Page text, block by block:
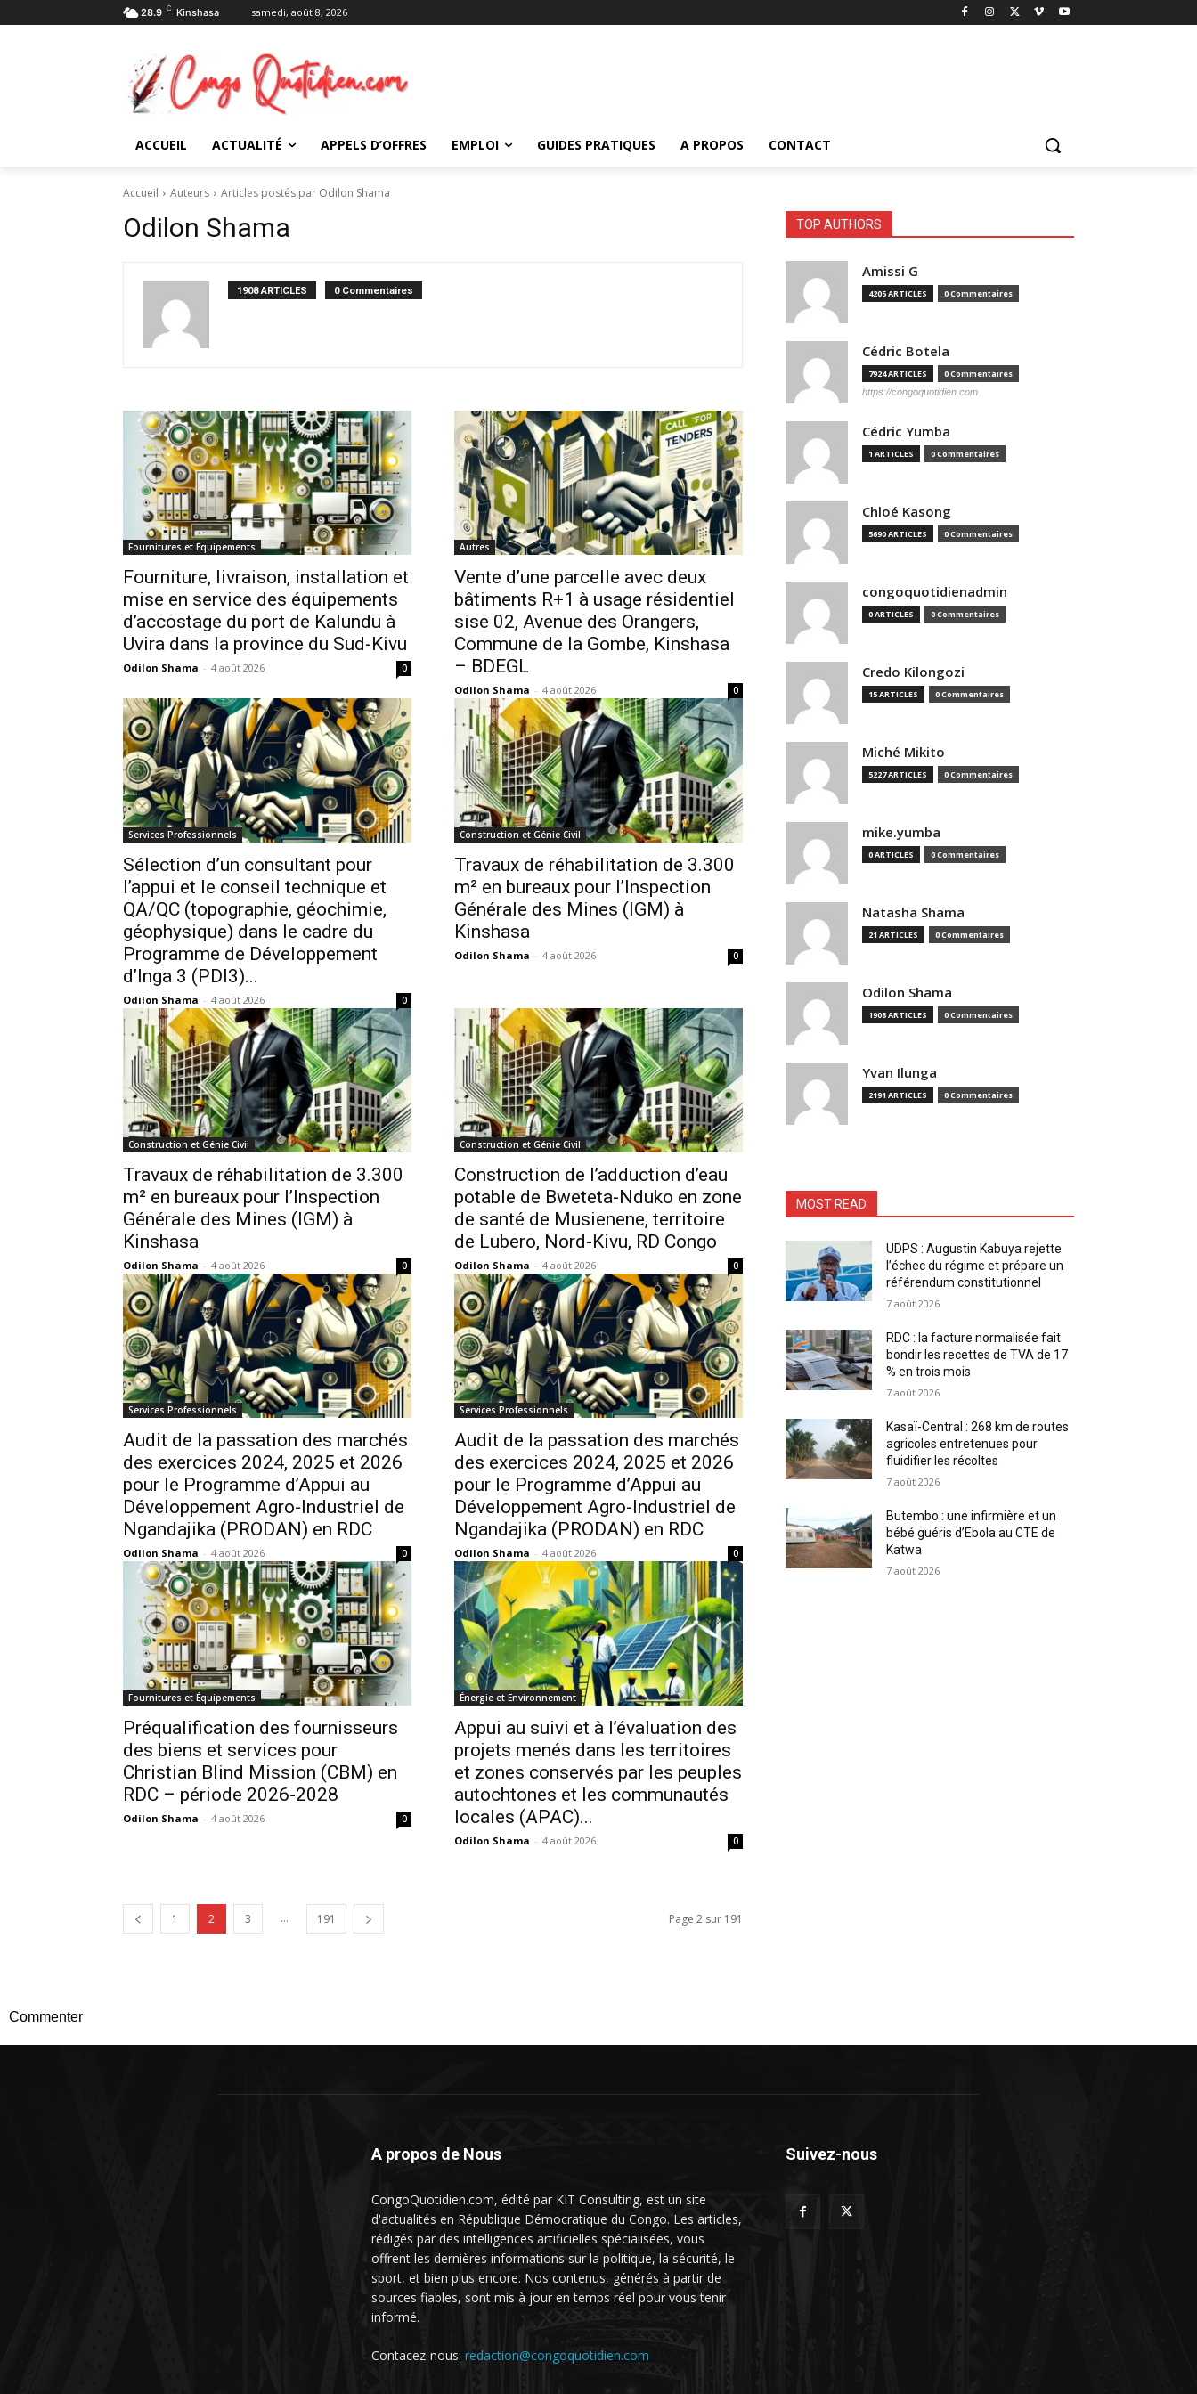
28.9 C Kinshasa samedi, août 8, 2026
ACCUEIL ACTUALITÉ APPELS D’OFFRES EMPLOI GUIDES PRATIQUES A PROPOS CONTACT
Accueil Auteurs Articles postés par Odilon Shama
Odilon Shama
1908 ARTICLES 0 Commentaires
Fournitures et Équipements
Fourniture, livraison, installation et
mise en service des équipements
d’accostage du port de Kalundu à
Uvira dans la province du Sud-Kivu
Odilon Shama - 4 août 2026 0
Autres
Vente d’une parcelle avec deux
bâtiments R+1 à usage résidentiel
sise 02, Avenue des Orangers,
Commune de la Gombe, Kinshasa
– BDEGL
Odilon Shama - 4 août 2026 0
Services Professionnels
Sélection d’un consultant pour
l’appui et le conseil technique et
QA/QC (topographie, géochimie,
géophysique) dans le cadre du
Programme de Développement
d’Inga 3 (PDI3)...
Odilon Shama - 4 août 2026 0
Construction et Génie Civil
Travaux de réhabilitation de 3.300
m² en bureaux pour l’Inspection
Générale des Mines (IGM) à
Kinshasa
Odilon Shama - 4 août 2026 0
Construction et Génie Civil
Travaux de réhabilitation de 3.300
m² en bureaux pour l’Inspection
Générale des Mines (IGM) à
Kinshasa
Odilon Shama - 4 août 2026 0
Construction et Génie Civil
Construction de l’adduction d’eau
potable de Bweteta-Nduko en zone
de santé de Musienene, territoire
de Lubero, Nord-Kivu, RD Congo
Odilon Shama - 4 août 2026 0
Services Professionnels
Audit de la passation des marchés
des exercices 2024, 2025 et 2026
pour le Programme d’Appui au
Développement Agro-Industriel de
Ngandajika (PRODAN) en RDC
Odilon Shama - 4 août 2026 0
Services Professionnels
Audit de la passation des marchés
des exercices 2024, 2025 et 2026
pour le Programme d’Appui au
Développement Agro-Industriel de
Ngandajika (PRODAN) en RDC
Odilon Shama - 4 août 2026 0
Fournitures et Équipements
Préqualification des fournisseurs
des biens et services pour
Christian Blind Mission (CBM) en
RDC – période 2026-2028
Odilon Shama - 4 août 2026 0
Énergie et Environnement
Appui au suivi et à l’évaluation des
projets menés dans les territoires
et zones conservés par les peuples
autochtones et les communautés
locales (APAC)...
Odilon Shama - 4 août 2026 0
1 2 3 ... 191 Page 2 sur 191
TOP AUTHORS
Amissi G
4205 ARTICLES 0 Commentaires
Cédric Botela
7924 ARTICLES 0 Commentaires
https://congoquotidien.com
Cédric Yumba
1 ARTICLES 0 Commentaires
Chloé Kasong
5690 ARTICLES 0 Commentaires
congoquotidienadmin
0 ARTICLES 0 Commentaires
Credo Kilongozi
15 ARTICLES 0 Commentaires
Miché Mikito
5227 ARTICLES 0 Commentaires
mike.yumba
0 ARTICLES 0 Commentaires
Natasha Shama
21 ARTICLES 0 Commentaires
Odilon Shama
1908 ARTICLES 0 Commentaires
Yvan Ilunga
2191 ARTICLES 0 Commentaires
MOST READ
UDPS : Augustin Kabuya rejette
l’échec du régime et prépare un
référendum constitutionnel
7 août 2026
RDC : la facture normalisée fait
bondir les recettes de TVA de 17
% en trois mois
7 août 2026
Kasaï-Central : 268 km de routes
agricoles entretenues pour
fluidifier les récoltes
7 août 2026
Butembo : une infirmière et un
bébé guéris d’Ebola au CTE de
Katwa
7 août 2026
Commenter
A propos de Nous
CongoQuotidien.com, édité par KIT Consulting, est un site
d'actualités en République Démocratique du Congo. Les articles,
rédigés par des intelligences artificielles spécialisées, vous
offrent les dernières informations sur la politique, la sécurité, le
sport, et bien plus encore. Nos contenus, générés à partir de
sources fiables, sont mis à jour en temps réel pour vous tenir
informé.
Contacez-nous: redaction@congoquotidien.com
Suivez-nous